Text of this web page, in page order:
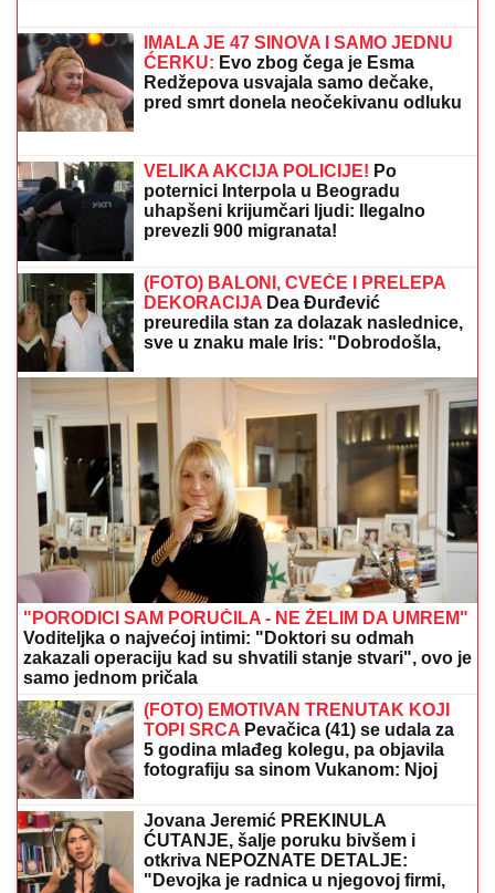
veliko slavlje u svom domu
LJUBAV NA MORU!Sara Jo i Bjelin sin se baškare
kao nikad: SKRIVENA UVALA, tajne staze, u kadar
upala i jahta - evo u kakvom izdanju je pevačica
slikala Alekseja (FOTO)
"KOLIKO SAM POGREŠIO"
Predrag
Mijatović progovorio o pitanju koje
zanima sve!
(VIDEO) "PREPLAKALA SAM"Nataša
Bekvalac o najvećem strahu, dotakla
se i Dina Merlina: "Potpuno ga
razumem"
DRAMA NA ADI BOJANI!Milica i Terza se SUOČILI NA
MORU: Posvađali se nasred plaže pred svima, evo
zbog čega je odmah nastao POTPUNI HAOS